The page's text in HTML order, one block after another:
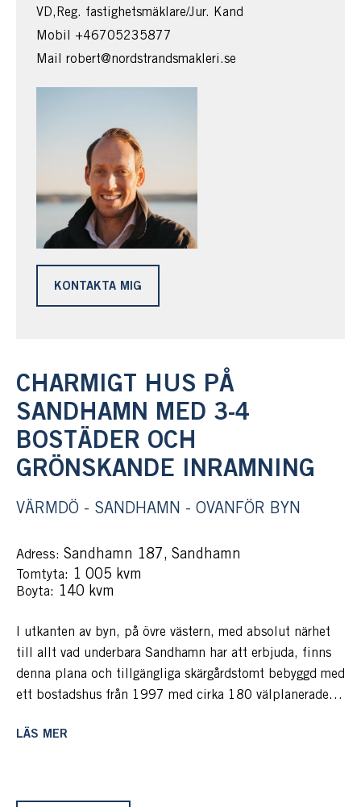
CHARMIGT HUS PÅ
SANDHAMN MED 3-4
BOSTÄDER OCH
GRÖNSKANDE INRAMNING
VÄRMDÖ - SANDHAMN - OVANFÖR BYN
Adress: Sandhamn 187, Sandhamn
Tomtyta: 1 005 kvm
Boyta: 140 kvm
I utkanten av byn, på övre västern, med absolut närhet
till allt vad underbara Sandhamn har att erbjuda, finns
denna plana och tillgängliga skärgårdstomt bebyggd med
ett bostadshus från 1997 med cirka 180 välplanerade
förrådsutrymmen med plats för allt man önskar. Intill
från morgon till sen kväll och plats finns för den stora
LÄS MER
KONTAKTA MIG
VD,Reg. fastighetsmäklare/Jur. Kand
Mobil +46705235877
Mail robert@nordstrandsmakleri.se